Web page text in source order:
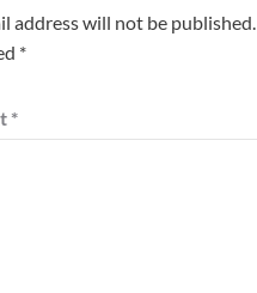
address will not be published.
*
*